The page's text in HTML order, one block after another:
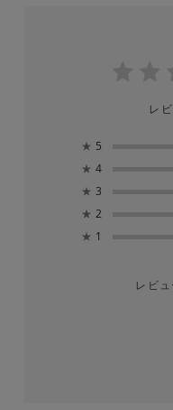
い。漂白剤は絶対に使
※長時間濡れたままに
ます。洗濯後は形を整
レ
★ 5
★ 4
★ 3
★ 2
★ 1
レビ